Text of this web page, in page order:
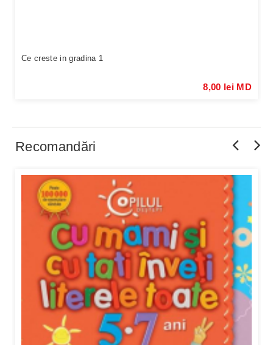
Ce creste in gradina 1
8,00 lei MD
Recomandări